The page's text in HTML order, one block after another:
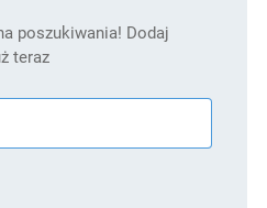
poszukiwania! Dodaj
teraz